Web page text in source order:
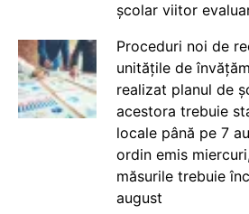
școlar viitor
Proceduri noi de
unitățile de
realizat planul de
acestora trebuie
locale până pe 7
ordin emis
măsurile trebuie
august